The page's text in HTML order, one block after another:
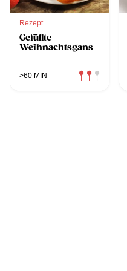
Rezept
Gefüllte
Weihnachtsgans
>60 MIN